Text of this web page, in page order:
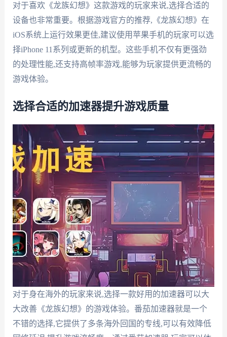
对于喜欢《龙族幻想》这款游戏的玩家来说,选择合适的
设备也非常重要。根据游戏官方的推荐,《龙族幻想》在
iOS系统上运行效果更佳,建议使用苹果手机的玩家可以选
择iPhone 11系列或更新的机型。这些手机不仅有更强劲
的处理性能,还支持高帧率游戏,能够为玩家提供更流畅的
游戏体验。
选择合适的加速器提升游戏质量
对于身在海外的玩家来说,选择一款好用的加速器可以大
大改善《龙族幻想》的游戏体验。番茄加速器就是一个
不错的选择,它提供了多条海外回国的专线,可以有效降低